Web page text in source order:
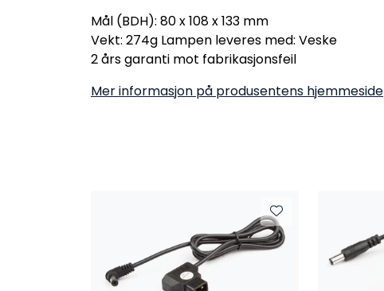
Mål (BDH): 80 x 108 x 133 mm
Vekt: 274g Lampen leveres med: Veske
2 års garanti mot fabrikasjonsfeil
Mer informasjon på produsentens hjemmeside